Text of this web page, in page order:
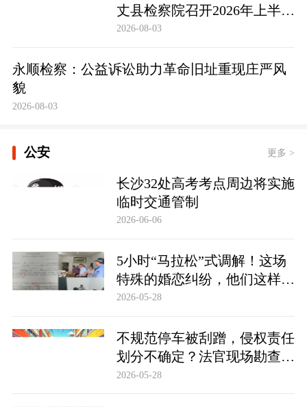
丈县检察院召开2026年上半年
员额检察官述职述廉大会
2026-08-03
永顺检察：公益诉讼助力革命旧址重现庄严风
貌
2026-08-03
公安 更多 >
长沙32处高考考点周边将实施
临时交通管制
2026-06-06
5小时“马拉松”式调解！这场
特殊的婚恋纠纷，他们这样化
解……
2026-05-28
不规范停车被刮蹭，侵权责任
划分不确定？法官现场勘查定
争纷
2026-05-28